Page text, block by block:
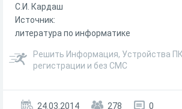
С.И. Кардаш
Источник:
литература по информатике
Решить Информация, Устройства
регистрации и без СМС
24.03.2014 278 0